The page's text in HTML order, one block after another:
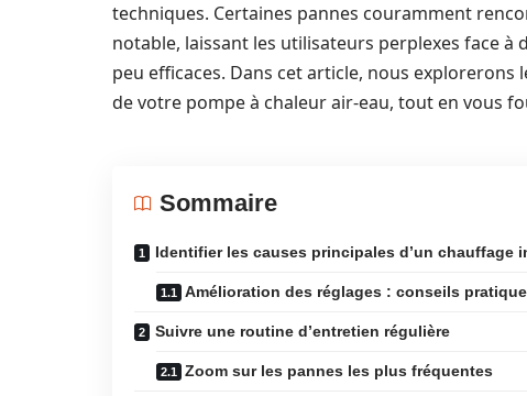
techniques. Certaines pannes couramment
notable, laissant les utilisateurs perplexes face
peu efficaces. Dans cet article, nous
de votre pompe à chaleur air-eau, tout en vous
Sommaire
Identifier les causes principales d’un chauffage
Amélioration des réglages : conseils
Suivre une routine d’entretien régulière
Zoom sur les pannes les plus fréquentes